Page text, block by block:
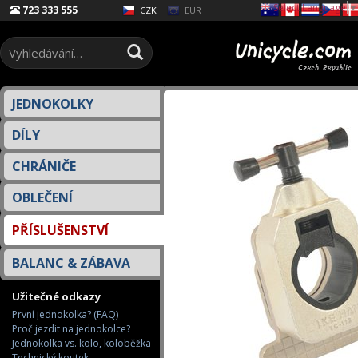
723 333 555 CZK EUR
JEDNOKOLKY
DÍLY
CHRÁNIČE
OBLEČENÍ
PŘÍSLUŠENSTVÍ
BALANC & ZÁBAVA
Užitečné odkazy
První jednokolka? (FAQ)
Proč jezdit na jednokolce?
Jednokolka vs. kolo, koloběžka
Select Language▼